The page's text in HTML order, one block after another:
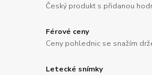
Český produkt s přidanou
Férové ceny
Ceny pohlednic se snažím
Letecké snímky